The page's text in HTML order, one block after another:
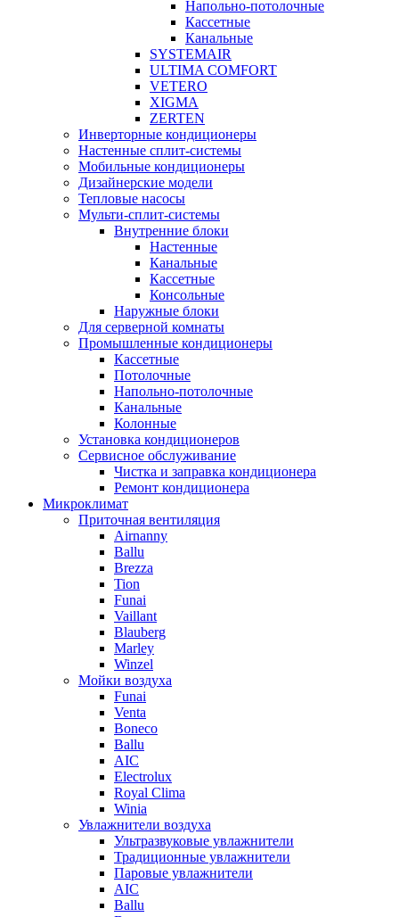
Напольно-потолочные
Кассетные
Канальные
SYSTEMAIR
ULTIMA COMFORT
VETERO
XIGMA
ZERTEN
Инверторные кондиционеры
Настенные сплит-системы
Мобильные кондиционеры
Дизайнерские модели
Тепловые насосы
Мульти-сплит-системы
Внутренние блоки
Настенные
Канальные
Кассетные
Консольные
Наружные блоки
Для серверной комнаты
Промышленные кондиционеры
Кассетные
Потолочные
Напольно-потолочные
Канальные
Колонные
Установка кондиционеров
Сервисное обслуживание
Чистка и заправка кондиционера
Ремонт кондиционера
Микроклимат
Приточная вентиляция
Airnanny
Ballu
Brezza
Tion
Funai
Vaillant
Blauberg
Marley
Winzel
Мойки воздуха
Funai
Venta
Boneco
Ballu
AIC
Electrolux
Royal Clima
Winia
Увлажнители воздуха
Ультразвуковые увлажнители
Традиционные увлажнители
Паровые увлажнители
AIC
Ballu